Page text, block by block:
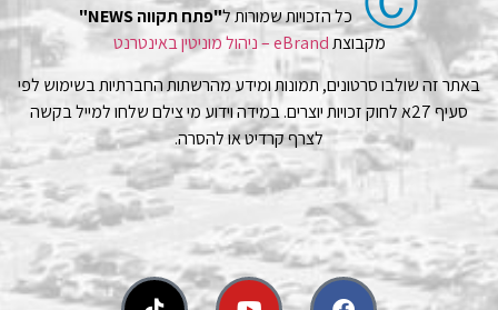
כל הזכויות שמורות ל"פתח תקווה NEWS"
מקבוצתeBrand – ניהול מוניטין באינטרנט
באתר זה שולבו סרטונים, תמונות ומידע מהרשתות החברתיות בשימוש לפי
סעיף 27א לחוק זכויות יוצרים. במידה וידוע מי צילם שלחו למייל בקשה
לצרף קרדיט או להסרה.